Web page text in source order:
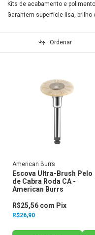
Kits de acabamento e
Garantem superfície lisa,
Ordenar
American Burrs
Escova Ultra-Brush Pelo
de Cabra Roda CA -
American Burrs
R$26,90
R$25,56 com Pix